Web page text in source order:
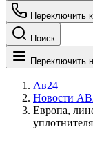
Переключить
Поиск
Переключить
Ав24
Новости
Европа,
уплотнителя